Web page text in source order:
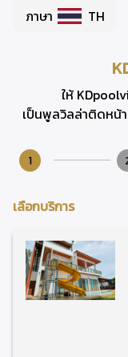
ภาษา TH
ให้
เป็นพูลวิลล่าติดหน้
1
เลือกบริการ